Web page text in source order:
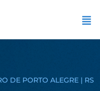
DE PORTO ALEGRE | RS